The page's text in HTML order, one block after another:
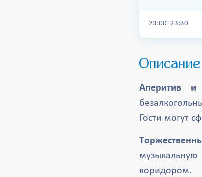
23:00–23:30
Аперитив и
Гости могут
коридором.